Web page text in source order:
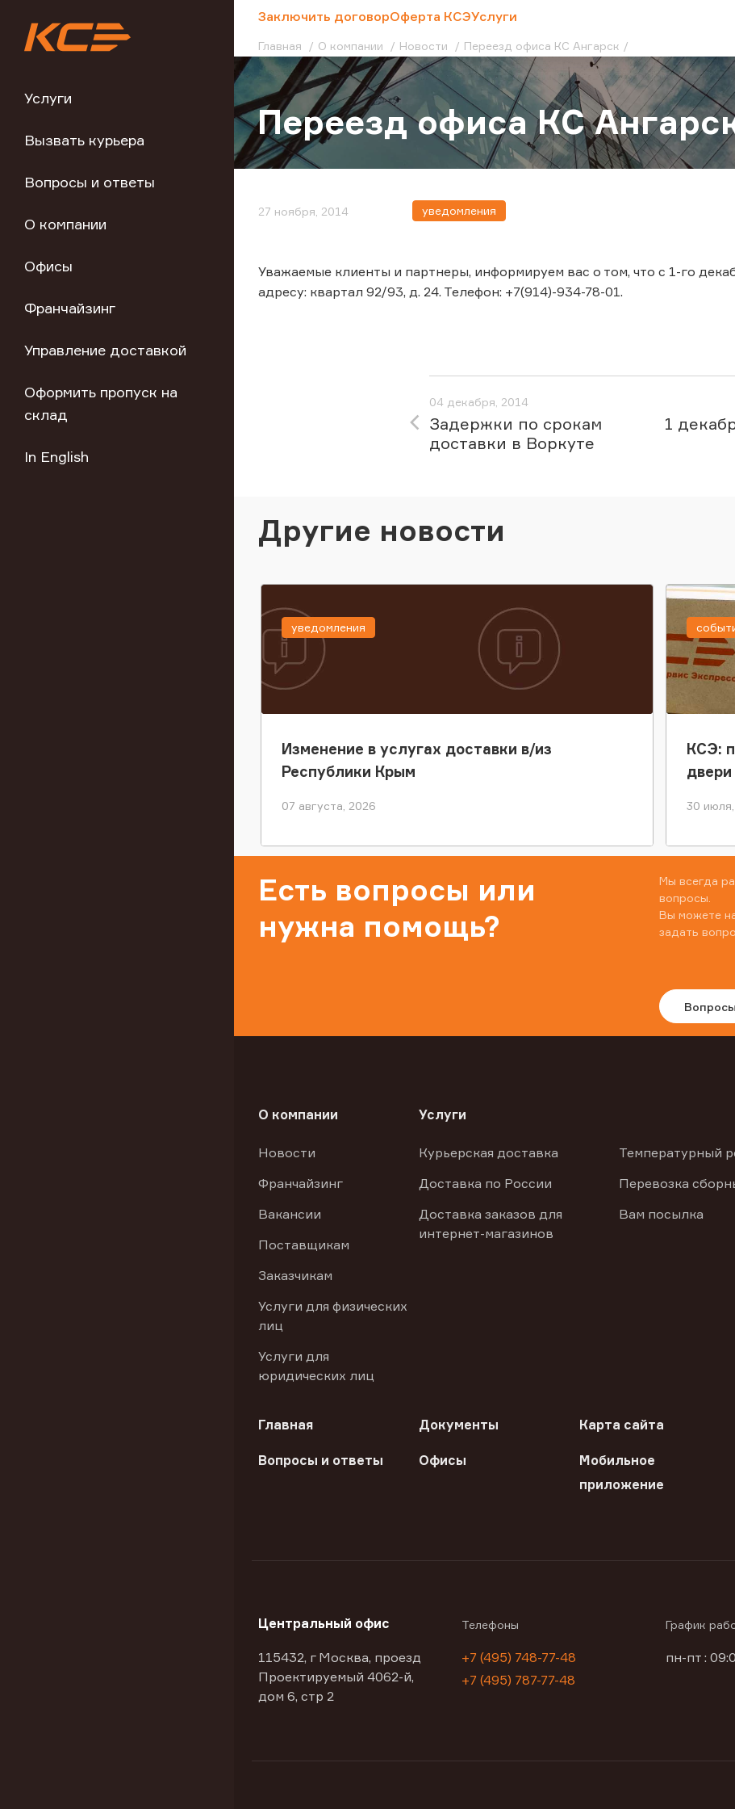
Услуги
Вызвать курьера
Вопросы и ответы
О компании
Офисы
Франчайзинг
Управление доставкой
Оформить пропуск на
склад
In English
Заключить договорОферта КСЭУслуги
Главная О компании Новости Переезд офиса КС Ангарск
Переезд офиса КС
27 ноября, 2014 уведомления
Уважаемые клиенты и партнеры, информируем вас о том, что с 1-го
адресу: квартал 92/93, д. 24. Телефон: +7(914)-934-78-01.
04 декабря, 2014
Задержки по срокам
доставки в Воркуте
1
Другие новости
Изменение в услугах доставки в/из
Республики Крым
07 августа, 2026
уведомления
КСЭ:
30
Есть вопросы или
нужна помощь?
Мы всегда
вопросы.
Вы можете
задать
О компании
Новости
Франчайзинг
Вакансии
Поставщикам
Заказчикам
Услуги для физических
лиц
Услуги для
юридических лиц
Услуги
Курьерская доставка
Доставка по России
Доставка заказов для
интернет-магазинов
Температурный
Перевозка
Вам посылка
Главная Документы Карта сайта
Вопросы и ответы Офисы
Мобильное
приложение
Центральный офис
115432, г Москва, проезд
Проектируемый 4062-й,
дом 6, стр 2
Телефоны
+7 (495) 748-77-48
+7 (495) 787-77-48
График
пн-пт :